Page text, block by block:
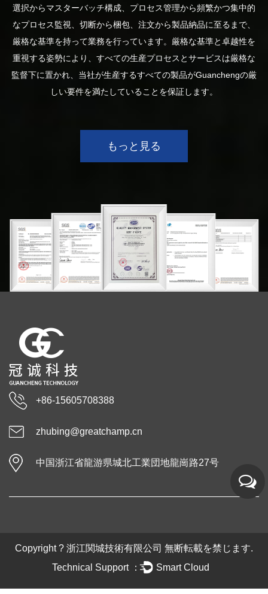
選択からマスターバッチ構成、プロセス管理から頻繁かつ集中的
なプロセス監視、切断から梱包、注文から製品納品に至るまで、
厳格な基準を持って業務を行っています。厳格な基準と卓越性を
重視する姿勢により、すべての生産プロセスとサービスは厳格な
監督下に置かれ、当社が生産するすべての製品がGuanchengの厳
しい要件を満たしていることを保証します。
もっと見る
+86-15605708388
zhubing@greatchamp.cn
中国浙江省龍游県城北工業団地龍崗路27号
Copyright ? 浙江関城技術有限公司 無断転載を禁じます.
Technical Support ： Smart Cloud